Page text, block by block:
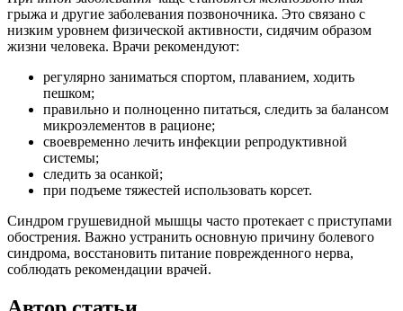
грыжа и другие заболевания позвоночника. Это связано с
низким уровнем физической активности, сидячим образом
жизни человека. Врачи рекомендуют:
регулярно заниматься спортом, плаванием, ходить
пешком;
правильно и полноценно питаться, следить за балансом
микроэлементов в рационе;
своевременно лечить инфекции репродуктивной
системы;
следить за осанкой;
при подъеме тяжестей использовать корсет.
Синдром грушевидной мышцы часто протекает с приступами
обострения. Важно устранить основную причину болевого
синдрома, восстановить питание поврежденного нерва,
соблюдать рекомендации врачей.